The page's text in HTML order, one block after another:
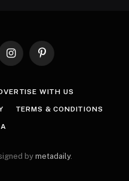
InstagramPinterest
WITH US
TERMS & CONDITIONS
bymetadaily.